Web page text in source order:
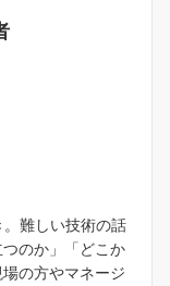
難しい技術の話
のか」「どこか
の方やマネージ